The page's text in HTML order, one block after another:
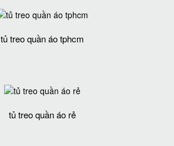
tủ treo quần áo tphcm
tủ treo quần áo rẻ